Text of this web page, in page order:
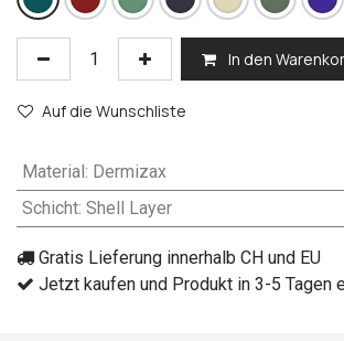
In den
Auf die Wunschliste
Material : Dermizax
Schicht: Shell Layer
Gratis Lieferung innerhalb CH und EU
Jetzt kaufen und Produkt in 3-5 Tagen